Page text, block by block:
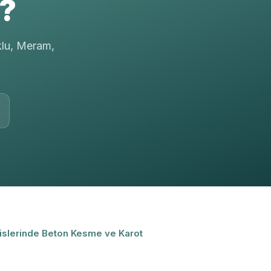
Meram,
Beton Kesme ve Karot